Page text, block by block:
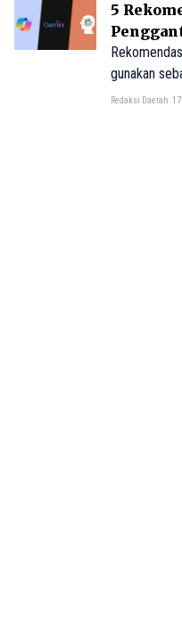
sekitar
diperkirakan.
5
gunakan
Redaksi Daerah